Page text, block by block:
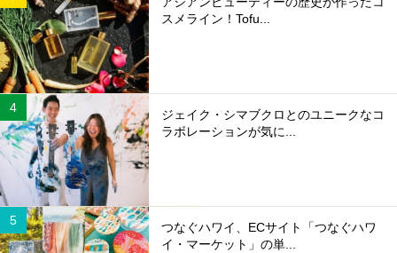
スメライン！Tofu...
ジェイク・シマブクロとのユニークなコ
ラボレーションが気に...
つなぐハワイ、ECサイト「つなぐハワ
イ・マーケット」の単...